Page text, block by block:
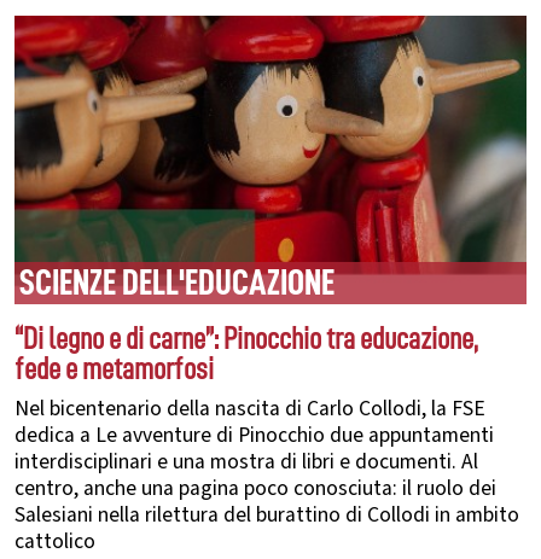
SCIENZE DELL'EDUCAZIONE
“Di legno e di carne”: Pinocchio tra educazione,
fede e metamorfosi
Nel bicentenario della nascita di Carlo Collodi, la FSE
dedica a Le avventure di Pinocchio due appuntamenti
interdisciplinari e una mostra di libri e documenti. Al
centro, anche una pagina poco conosciuta: il ruolo dei
Salesiani nella rilettura del burattino di Collodi in ambito
cattolico